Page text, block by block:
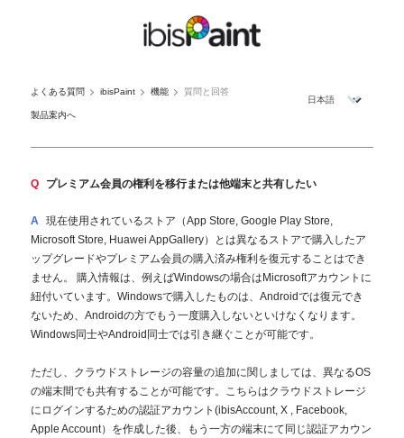
よくある質問 ibisPaint 機能 質問と回答
製品案内へ
Q プレミアム会員の権利を移行または他端末と共有したい
A
現在使用されているストア（App Store, Google Play Store,
Microsoft Store, Huawei AppGallery）とは異なるストアで購入したア
ップグレードやプレミアム会員の購入済み権利を復元することはでき
ません。 購入情報は、例えばWindowsの場合はMicrosoftアカウントに
紐付いています。Windowsで購入したものは、Androidでは復元でき
ないため、Androidの方でもう一度購入しないといけなくなります。
Windows同士やAndroid同士では引き継ぐことが可能です。
ただし、クラウドストレージの容量の追加に関しましては、異なるOS
の端末間でも共有することが可能です。こちらはクラウドストレージ
にログインするための認証アカウント(ibisAccount, X , Facebook,
Apple Account）を作成した後、もう一方の端末にて同じ認証アカウン